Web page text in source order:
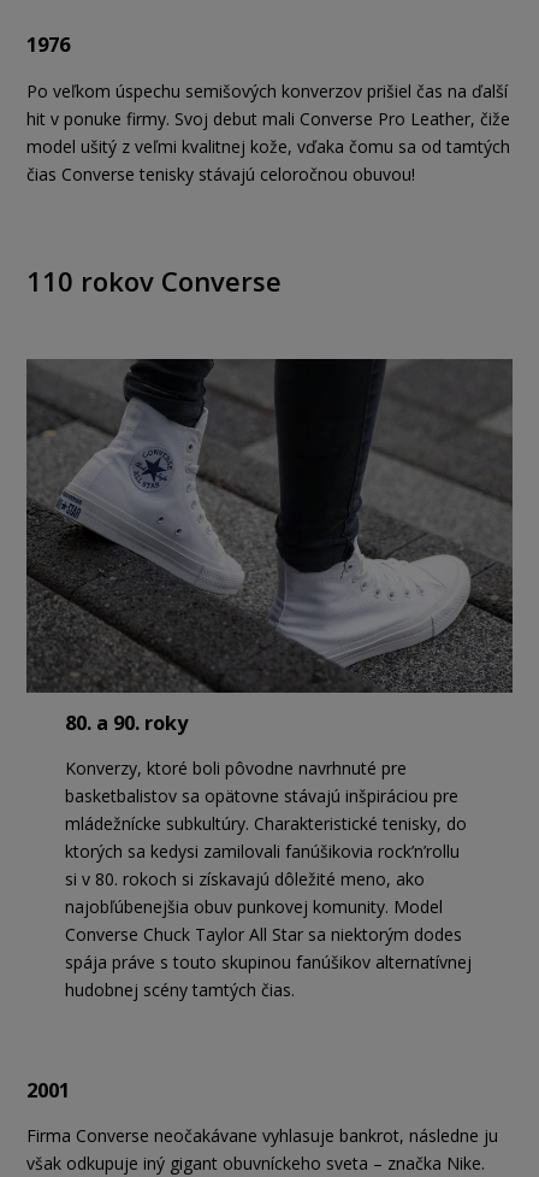
1976
Po veľkom úspechu semišových konverzov prišiel čas na ďalší
hit v ponuke firmy. Svoj debut mali Converse Pro Leather, čiže
model ušitý z veľmi kvalitnej kože, vďaka čomu sa od tamtých
čias Converse tenisky stávajú celoročnou obuvou!
110 rokov Converse
80. a 90. roky
Konverzy, ktoré boli pôvodne navrhnuté pre
basketbalistov sa opätovne stávajú inšpiráciou pre
mládežnícke subkultúry. Charakteristické tenisky, do
ktorých sa kedysi zamilovali fanúšikovia rock’n’rollu
si v 80. rokoch si získavajú dôležité meno, ako
najobľúbenejšia obuv punkovej komunity. Model
Converse Chuck Taylor All Star sa niektorým dodes
spája práve s touto skupinou fanúšikov alternatívnej
hudobnej scény tamtých čias.
2001
Firma Converse neočakávane vyhlasuje bankrot, následne ju
však odkupuje iný gigant obuvníckeho sveta – značka Nike.